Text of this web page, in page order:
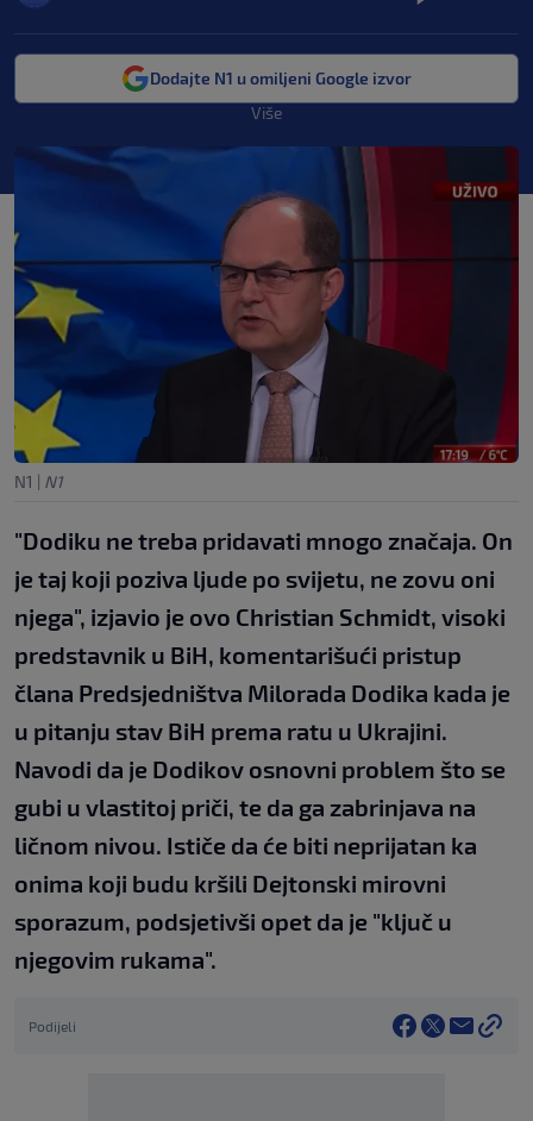
Dodajte N1 u omiljeni Google izvor
Više
N1 | N1
"Dodiku ne treba pridavati mnogo značaja. On
je taj koji poziva ljude po svijetu, ne zovu oni
njega", izjavio je ovo Christian Schmidt, visoki
predstavnik u BiH, komentarišući pristup
člana Predsjedništva Milorada Dodika kada je
u pitanju stav BiH prema ratu u Ukrajini.
Navodi da je Dodikov osnovni problem što se
gubi u vlastitoj priči, te da ga zabrinjava na
ličnom nivou. Ističe da će biti neprijatan ka
onima koji budu kršili Dejtonski mirovni
sporazum, podsjetivši opet da je "ključ u
njegovim rukama".
Podijeli